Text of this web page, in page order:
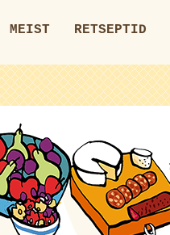
MEIST RETSEPTID